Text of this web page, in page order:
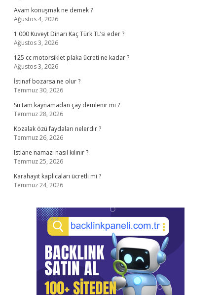
Avam konuşmak ne demek ?
Ağustos 4, 2026
1.000 Kuveyt Dinarı Kaç Türk TL’si eder ?
Ağustos 3, 2026
125 cc motorsiklet plaka ücreti ne kadar ?
Ağustos 3, 2026
İstinaf bozarsa ne olur ?
Temmuz 30, 2026
Su tam kaynamadan çay demlenir mi ?
Temmuz 28, 2026
Kozalak özü faydaları nelerdir ?
Temmuz 26, 2026
Istiane namazı nasıl kılınır ?
Temmuz 25, 2026
Karahayıt kaplıcaları ücretli mi ?
Temmuz 24, 2026